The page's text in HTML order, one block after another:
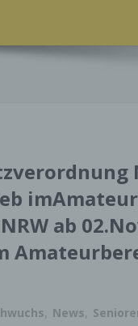
ab
, News,